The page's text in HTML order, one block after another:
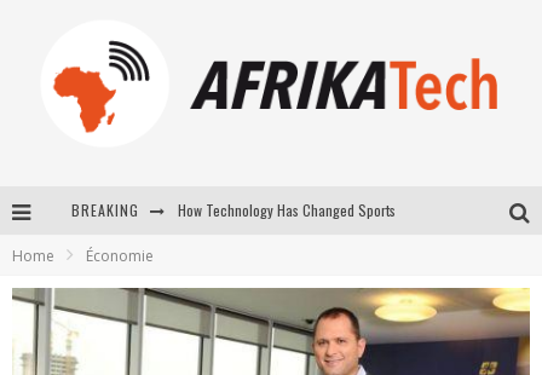
BREAKING How Technology Has Changed Sports
La Révolution Silencieuse : Quand Les Entrepreneurs Africains Décident de ne Plus se Taire
Home Économie